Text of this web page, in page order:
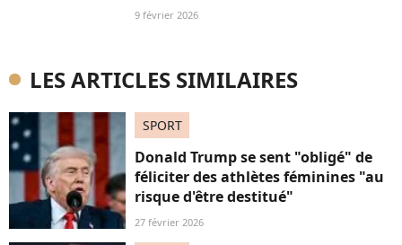
9 février 2026
LES ARTICLES SIMILAIRES
SPORT
Donald Trump se sent "obligé" de
féliciter des athlètes féminines "au
risque d'être destitué"
27 février 2026